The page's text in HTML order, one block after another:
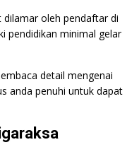
oleh pendaftar di
pendidikan minimal gelar
detail mengenai
anda penuhi untuk dapat